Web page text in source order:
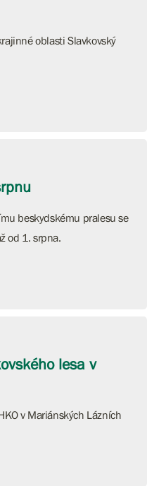
oblasti Slavkovský
beskydskému pralesu se
od 1. srpna.
lesa v
v Mariánských Lázních